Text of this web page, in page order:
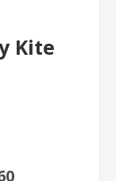
Kite